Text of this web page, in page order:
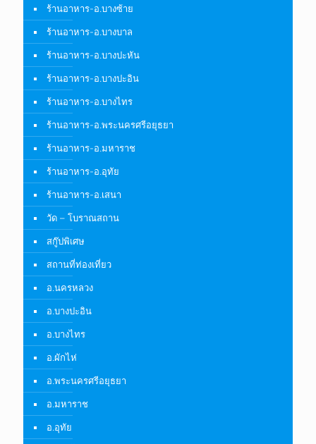
ร้านอาหาร-อ.บางซ้าย
ร้านอาหาร-อ.บางบาล
ร้านอาหาร-อ.บางปะหัน
ร้านอาหาร-อ.บางปะอิน
ร้านอาหาร-อ.บางไทร
ร้านอาหาร-อ.พระนครศรีอยุธยา
ร้านอาหาร-อ.มหาราช
ร้านอาหาร-อ.อุทัย
ร้านอาหาร-อ.เสนา
วัด – โบราณสถาน
สกู๊ปพิเศษ
สถานที่ท่องเที่ยว
อ.นครหลวง
อ.บางปะอิน
อ.บางไทร
อ.ผักไห่
อ.พระนครศรีอยุธยา
อ.มหาราช
อ.อุทัย